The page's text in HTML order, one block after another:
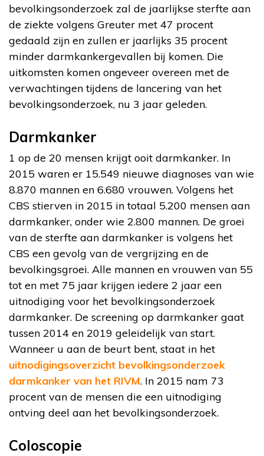
bevolkingsonderzoek zal de jaarlijkse sterfte aan
de ziekte volgens Greuter met 47 procent
gedaald zijn en zullen er jaarlijks 35 procent
minder darmkankergevallen bij komen. Die
uitkomsten komen ongeveer overeen met de
verwachtingen tijdens de lancering van het
bevolkingsonderzoek, nu 3 jaar geleden.
Darmkanker
1 op de 20 mensen krijgt ooit darmkanker. In
2015 waren er 15.549 nieuwe diagnoses van wie
8.870 mannen en 6.680 vrouwen. Volgens het
CBS stierven in 2015 in totaal 5.200 mensen aan
darmkanker, onder wie 2.800 mannen. De groei
van de sterfte aan darmkanker is volgens het
CBS een gevolg van de vergrijzing en de
bevolkingsgroei. Alle mannen en vrouwen van 55
tot en met 75 jaar krijgen iedere 2 jaar een
uitnodiging voor het bevolkingsonderzoek
darmkanker. De screening op darmkanker gaat
tussen 2014 en 2019 geleidelijk van start.
Wanneer u aan de beurt bent, staat in het
uitnodigingsoverzicht bevolkingsonderzoek
darmkanker van het RIVM. In 2015 nam 73
procent van de mensen die een uitnodiging
ontving deel aan het bevolkingsonderzoek.
Coloscopie